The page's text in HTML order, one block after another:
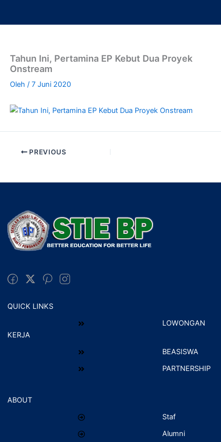
Tahun Ini, Pertamina EP Kebut Dua Proyek
Onstream
Oleh / 7 Juni 2020
PREVIOUS
QUICK LINKS
LOWONGAN
KERJA
BEASISWA
PARTNERSHIP
ABOUT
Staf
Alumni